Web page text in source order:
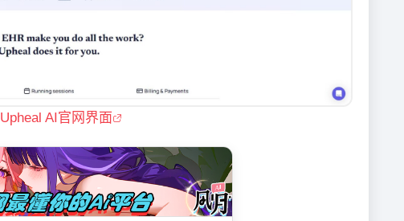
Upheal AI官网界面